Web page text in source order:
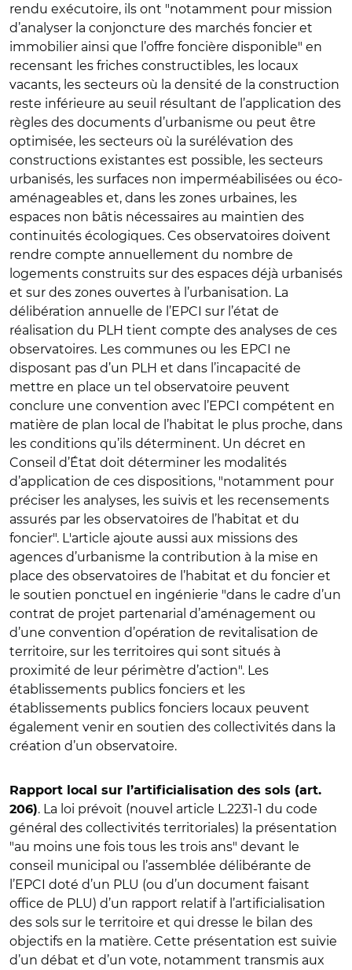
rendu exécutoire, ils ont "notamment pour mission
d’analyser la conjoncture des marchés foncier et
immobilier ainsi que l’offre foncière disponible" en
recensant les friches constructibles, les locaux
vacants, les secteurs où la densité de la construction
reste inférieure au seuil résultant de l’application des
règles des documents d’urbanisme ou peut être
optimisée, les secteurs où la surélévation des
constructions existantes est possible, les secteurs
urbanisés, les surfaces non imperméabilisées ou éco-
aménageables et, dans les zones urbaines, les
espaces non bâtis nécessaires au maintien des
continuités écologiques. Ces observatoires doivent
rendre compte annuellement du nombre de
logements construits sur des espaces déjà urbanisés
et sur des zones ouvertes à l’urbanisation. La
délibération annuelle de l’EPCI sur l’état de
réalisation du PLH tient compte des analyses de ces
observatoires. Les communes ou les EPCI ne
disposant pas d’un PLH et dans l’incapacité de
mettre en place un tel observatoire peuvent
conclure une convention avec l’EPCI compétent en
matière de plan local de l’habitat le plus proche, dans
les conditions qu’ils déterminent. Un décret en
Conseil d’État doit déterminer les modalités
d’application de ces dispositions, "notamment pour
préciser les analyses, les suivis et les recensements
assurés par les observatoires de l’habitat et du
foncier". L'article ajoute aussi aux missions des
agences d’urbanisme la contribution à la mise en
place des observatoires de l’habitat et du foncier et
le soutien ponctuel en ingénierie "dans le cadre d’un
contrat de projet partenarial d’aménagement ou
d’une convention d’opération de revitalisation de
territoire, sur les territoires qui sont situés à
proximité de leur périmètre d’action". Les
établissements publics fonciers et les
établissements publics fonciers locaux peuvent
également venir en soutien des collectivités dans la
création d’un observatoire.
Rapport local sur l’artificialisation des sols (art.
206). La loi prévoit (nouvel article L.2231-1 du code
général des collectivités territoriales) la présentation
"au moins une fois tous les trois ans" devant le
conseil municipal ou l’assemblée délibérante de
l’EPCI doté d’un PLU (ou d’un document faisant
office de PLU) d’un rapport relatif à l’artificialisation
des sols sur le territoire et qui dresse le bilan des
objectifs en la matière. Cette présentation est suivie
d’un débat et d’un vote, notamment transmis aux